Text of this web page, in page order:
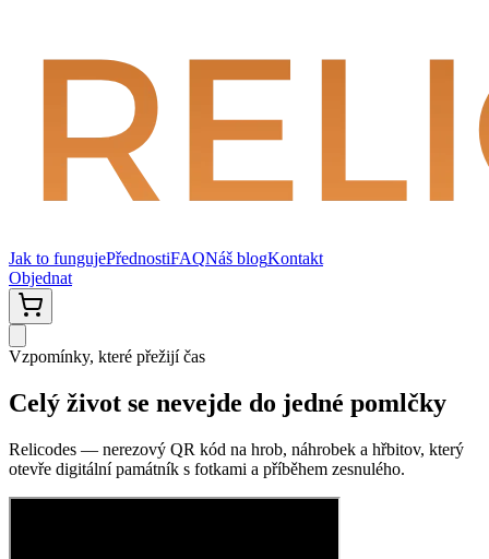
Jak to fungujePřednostiFAQNáš blogKontakt
Objednat
Vzpomínky, které přežijí čas
Celý život se nevejde do jedné pomlčky
Relicodes — nerezový QR kód na hrob, náhrobek a hřbitov, který
otevře digitální památník s fotkami a příběhem zesnulého.